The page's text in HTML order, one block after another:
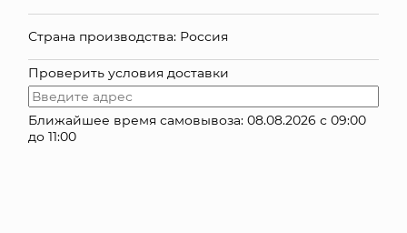
Страна производства: Россия
Проверить условия доставки
Ближайшее время самовывоза: 08.08.2026 с 09:00
до 11:00